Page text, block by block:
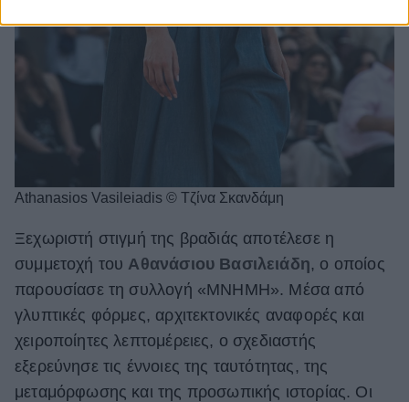
Athanasios Vasileiadis © Τζίνα Σκανδάμη
Ξεχωριστή στιγμή της βραδιάς αποτέλεσε η
συμμετοχή του Αθανάσιου Βασιλειάδη, ο οποίος
παρουσίασε τη συλλογή «ΜΝΗΜΗ». Μέσα από
γλυπτικές φόρμες, αρχιτεκτονικές αναφορές και
χειροποίητες λεπτομέρειες, ο σχεδιαστής
εξερεύνησε τις έννοιες της ταυτότητας, της
μεταμόρφωσης και της προσωπικής ιστορίας. Οι